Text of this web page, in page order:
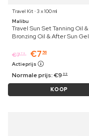
Travel Kit ⋅ 3 x 100 ml
Malibu
Travel Sun Set Tanning Oil &
Bronzing Oil & After Sun Gel
€779 €7 56
Actieprijs
Normale prijs:€9 99
KOOP